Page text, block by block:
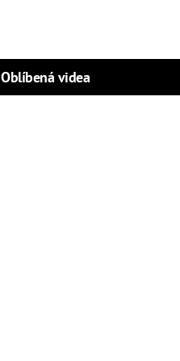
Oblíbená videa